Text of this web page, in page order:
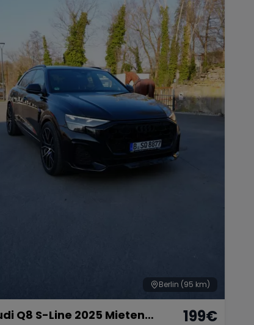
Berlin (95 km)
Q8 S-Line 2025 Mieten
199€